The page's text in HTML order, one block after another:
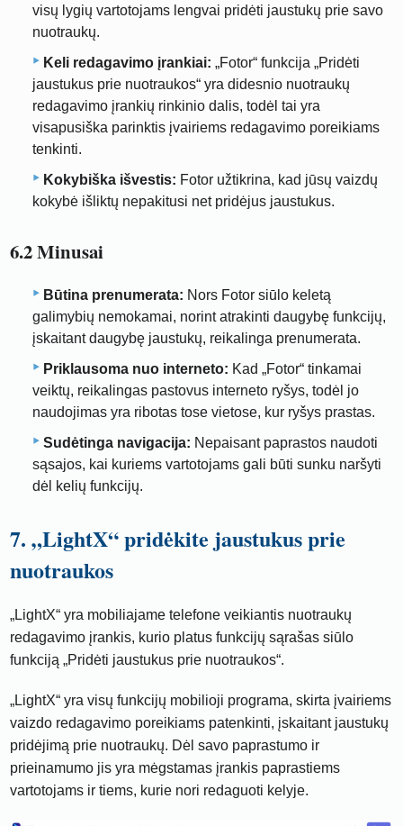
visų lygių vartotojams lengvai pridėti jaustukų prie savo
nuotraukų.
Keli redagavimo įrankiai: „Fotor“ funkcija „Pridėti
jaustukus prie nuotraukos“ yra didesnio nuotraukų
redagavimo įrankių rinkinio dalis, todėl tai yra
visapusiška parinktis įvairiems redagavimo poreikiams
tenkinti.
Kokybiška išvestis: Fotor užtikrina, kad jūsų vaizdų
kokybė išliktų nepakitusi net pridėjus jaustukus.
6.2 Minusai
Būtina prenumerata: Nors Fotor siūlo keletą
galimybių nemokamai, norint atrakinti daugybę funkcijų,
įskaitant daugybę jaustukų, reikalinga prenumerata.
Priklausoma nuo interneto: Kad „Fotor“ tinkamai
veiktų, reikalingas pastovus interneto ryšys, todėl jo
naudojimas yra ribotas tose vietose, kur ryšys prastas.
Sudėtinga navigacija: Nepaisant paprastos naudoti
sąsajos, kai kuriems vartotojams gali būti sunku naršyti
dėl kelių funkcijų.
7. „LightX“ pridėkite jaustukus prie
nuotraukos
„LightX“ yra mobiliajame telefone veikiantis nuotraukų
redagavimo įrankis, kurio platus funkcijų sąrašas siūlo
funkciją „Pridėti jaustukus prie nuotraukos“.
„LightX“ yra visų funkcijų mobilioji programa, skirta įvairiems
vaizdo redagavimo poreikiams patenkinti, įskaitant jaustukų
pridėjimą prie nuotraukų. Dėl savo paprastumo ir
prieinamumo jis yra mėgstamas įrankis paprastiems
vartotojams ir tiems, kurie nori redaguoti kelyje.